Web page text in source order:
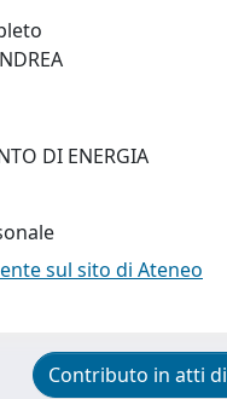
DI ENERGIA
sul sito di Ateneo
Contributo in atti